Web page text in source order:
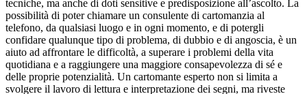
tecniche, ma anche di doti sensitive e predisposizione all’ascolto. La
possibilità di poter chiamare un consulente di cartomanzia al
telefono, da qualsiasi luogo e in ogni momento, e di potergli
confidare qualunque tipo di problema, di dubbio e di angoscia, è un
aiuto ad affrontare le difficoltà, a superare i problemi della vita
quotidiana e a raggiungere una maggiore consapevolezza di sé e
delle proprie potenzialità. Un cartomante esperto non si limita a
svolgere il lavoro di lettura e interpretazione dei segni, ma riveste